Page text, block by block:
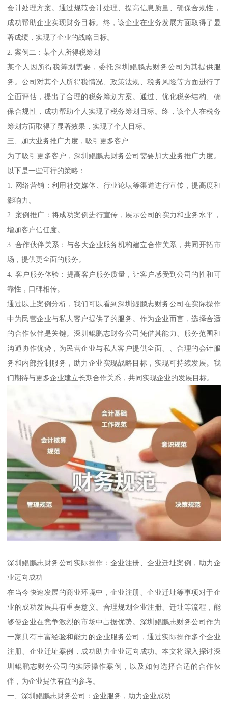
会计处理方案。通过规范会计处理、提高信息质量、确保合规性，
成功帮助企业实现财务目标。终，该企业在业务发展方面取得了显
著成绩，实现了企业的战略目标。
2. 案例二：某个人所得税筹划
某个人因所得税筹划需要，委托深圳鲲鹏志财务公司为其提供服
务。公司对其个人所得税情况、政策法规、税务风险等方面进行了
全面评估，提出了合理的税务筹划方案。通过、优化税务结构、确
保合规性，成功帮助个人实现了税务筹划目标。终，该个人在税务
筹划方面取得了显著效果，实现了个人目标。
三、加大业务推广力度，吸引更多客户
为了吸引更多客户，深圳鲲鹏志财务公司需要加大业务推广力度。
以下是一些可行的策略：
1. 网络营销：利用社交媒体、行业论坛等渠道进行宣传，提高度和
影响力。
2. 案例推广：将成功案例进行宣传，展示公司的实力和业务水平，
增加客户信任度。
3. 合作伙伴关系：与各大企业服务机构建立合作关系，共同开拓市
场，提供更全面的服务。
4. 客户服务体验：提高客户服务质量，让客户感受到公司的性和可
靠性，口碑相传。
通过以上案例分析，我们可以看到深圳鲲鹏志财务公司在实际操作
中为民营企业与私人客户提供了的服务。作为企业而言，选择合适
的合作伙伴是关键。深圳鲲鹏志财务公司凭借其能力、服务范围和
沟通协作优势，为民营企业与私人客户提供全面、、合理的会计服
务和内部控制服务，助力企业实现战略目标，实现可持续发展。我
们期待与更多企业建立长期合作关系，共同实现企业的发展目标。
深圳鲲鹏志财务公司实际操作：企业注册、企业迁址案例，助力企
业迈向成功
在当今快速发展的商业环境中，企业注册、企业迁址等事项对于企
业的成功发展具有重要意义。合理规划企业注册、迁址等流程，能
够使企业在竞争激烈的市场中占据优势。深圳鲲鹏志财务公司作为
一家具有丰富经验和能力的企业服务公司，通过实际操作多个企业
注册、企业迁址案例，成功助力企业迈向成功。本文将深入探讨深
圳鲲鹏志财务公司的实际操作案例，以及如何选择合适的合作伙
伴，为企业提供有益的参考。
一、深圳鲲鹏志财务公司：企业服务，助力企业成功